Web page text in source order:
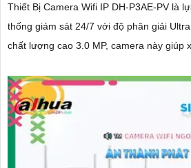
Thiết Bị Camera Wifi IP DH-P3AE-PV là
thống giám sát 24/7 với độ phân giải Ultra
chất lượng cao 3.0 MP, camera này giúp